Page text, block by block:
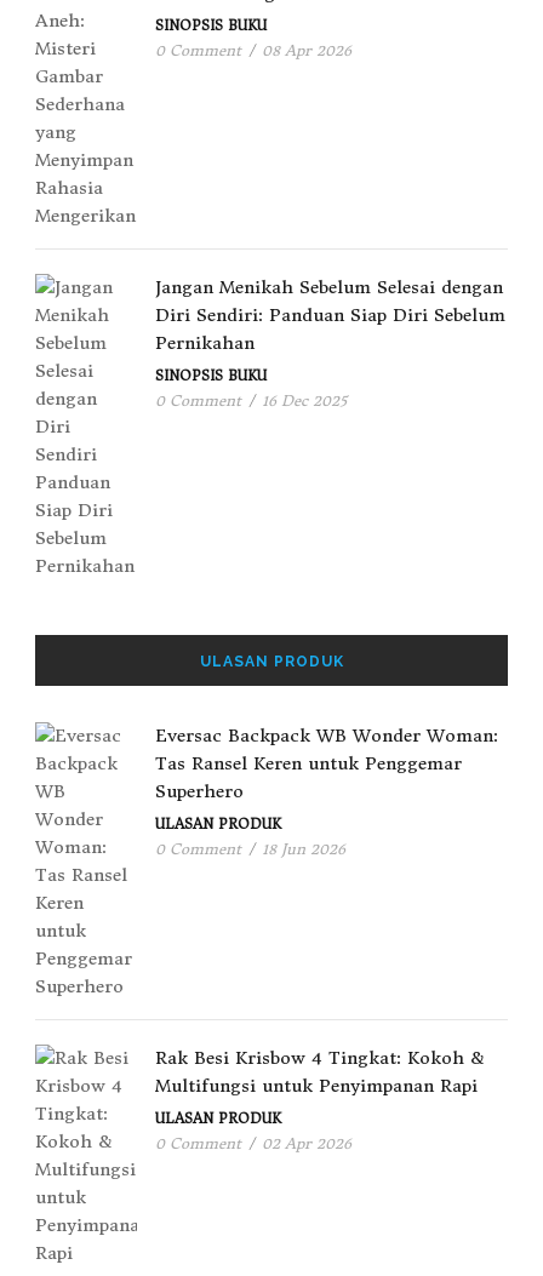
SINOPSIS BUKU
0 Comment / 08 Apr 2026
Jangan Menikah Sebelum Selesai dengan
Diri Sendiri: Panduan Siap Diri Sebelum
Pernikahan
SINOPSIS BUKU
0 Comment / 16 Dec 2025
ULASAN PRODUK
Eversac Backpack WB Wonder Woman:
Tas Ransel Keren untuk Penggemar
Superhero
ULASAN PRODUK
0 Comment / 18 Jun 2026
Rak Besi Krisbow 4 Tingkat: Kokoh &
Multifungsi untuk Penyimpanan Rapi
ULASAN PRODUK
0 Comment / 02 Apr 2026